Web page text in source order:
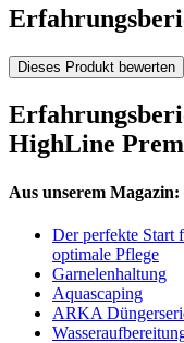
Dieses Produkt bewerten
HighLine
Aus unserem Magazin:
Der perfekte Start
optimale Pflege
Garnelenhaltung
Aquascaping
ARKA